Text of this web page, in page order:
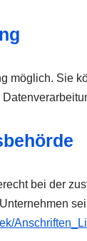
Sie
bei der